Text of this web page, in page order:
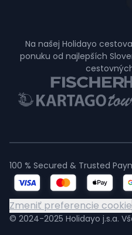
Na našej Holidayo
ponuku od najlepších
© 2024-2025 Holidayo j.s.a.
100 % Secured & Trusted
Zmeniť preferencie cookie